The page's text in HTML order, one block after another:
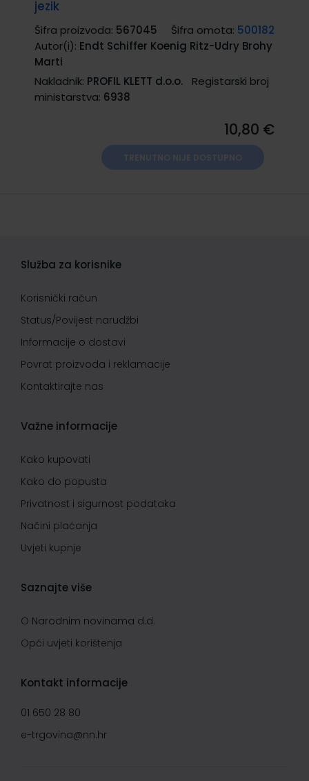
jezik
Šifra proizvoda: 567045 Šifra omota: 500182
Autor(i): Endt Schiffer Koenig Ritz-Udry Brohy
Marti
Nakladnik: PROFIL KLETT d.o.o.
Registarski broj
ministarstva: 6938
10,80 €
Služba za korisnike
Korisnički račun
Status/Povijest narudžbi
Informacije o dostavi
Povrat proizvoda i reklamacije
Kontaktirajte nas
Važne informacije
Kako kupovati
Kako do popusta
Privatnost i sigurnost podataka
Načini plaćanja
Uvjeti kupnje
Saznajte više
O Narodnim novinama d.d.
Opći uvjeti korištenja
Kontakt informacije
01 650 28 80
e-trgovina@nn.hr